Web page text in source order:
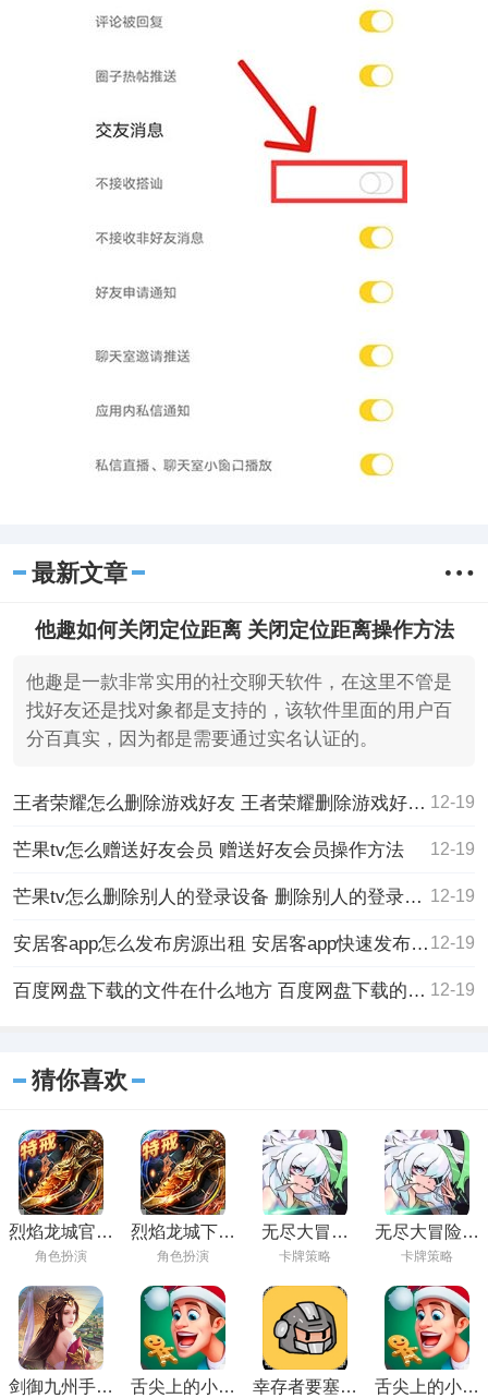
最新文章
他趣如何关闭定位距离 关闭定位距离操作方法
他趣是一款非常实用的社交聊天软件，在这里不管是
找好友还是找对象都是支持的，该软件里面的用户百
分百真实，因为都是需要通过实名认证的。
王者荣耀怎么删除游戏好友 王者荣耀删除游戏好友的方法 12-19
芒果tv怎么赠送好友会员 赠送好友会员操作方法 12-19
芒果tv怎么删除别人的登录设备 删除别人的登录设备方法介绍 12-19
安居客app怎么发布房源出租 安居客app快速发布房源出租的方法 12-19
百度网盘下载的文件在什么地方 百度网盘下载的文件位置具体介绍 12-19
猜你喜欢
烈焰龙城官方
正版下载
角色扮演
烈焰龙城下载
手游
角色扮演
无尽大冒险
2024最新版下
卡牌策略
无尽大冒险官
方版下载
卡牌策略
剑御九州手游 舌尖上的小镇 幸存者要塞游 舌尖上的小镇